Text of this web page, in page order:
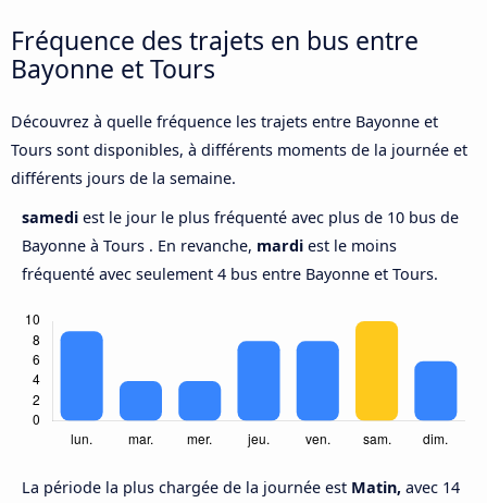
Fréquence des trajets en bus entre
Bayonne et Tours
Découvrez à quelle fréquence les trajets entre Bayonne et
Tours sont disponibles, à différents moments de la journée et
différents jours de la semaine.
samedi est le jour le plus fréquenté avec plus de 10 bus de
Bayonne à Tours . En revanche, mardi est le moins
fréquenté avec seulement 4 bus entre Bayonne et Tours.
La période la plus chargée de la journée est Matin, avec 14